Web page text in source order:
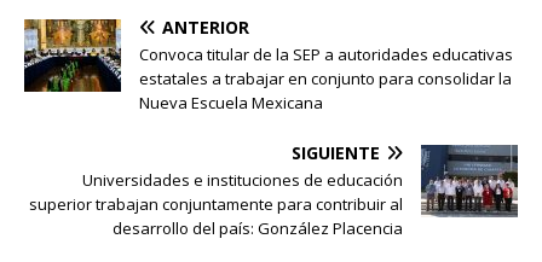
ANTERIOR
Convoca titular de la SEP a autoridades educativas
estatales a trabajar en conjunto para consolidar la
Nueva Escuela Mexicana
SIGUIENTE
Universidades e instituciones de educación
superior trabajan conjuntamente para contribuir al
desarrollo del país: González Placencia